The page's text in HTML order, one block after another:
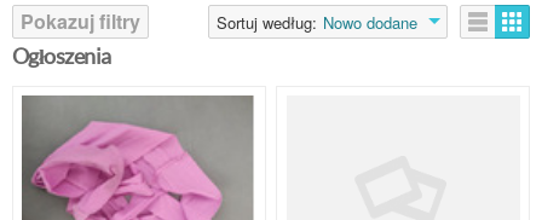
Pokazuj filtry
Sortuj według: Nowo dodane
Ogłoszenia